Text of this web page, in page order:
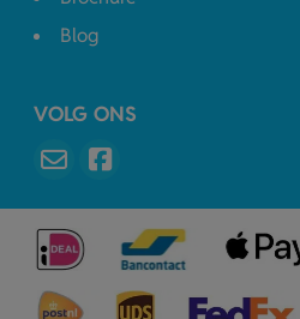
Blog
VOLG ONS